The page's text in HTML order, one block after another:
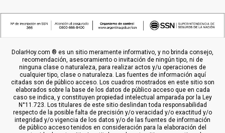
DolarHoy.com ® es un sitio meramente informativo, y no brinda consejo,
recomendación, asesoramiento o invitación de ningún tipo, ni de
ninguna clase o naturaleza, para realizar actos y/u operaciones de
cualquier tipo, clase o naturaleza. Las fuentes de información aquí
citadas son de público acceso. Los cuadros mostrados en este sitio son
elaborados sobre la base de los datos de público acceso que en cada
caso se indica, y constituyen propiedad intelectual amparada por la Ley
N°11.723. Los titulares de este sitio deslindan toda responsabilidad
respecto de la posible falta de precisión y/o veracidad y/o exactitud y/o
integridad y/o vigencia de los datos y/o de las fuentes de información
de público acceso tenidos en consideración para la elaboración del